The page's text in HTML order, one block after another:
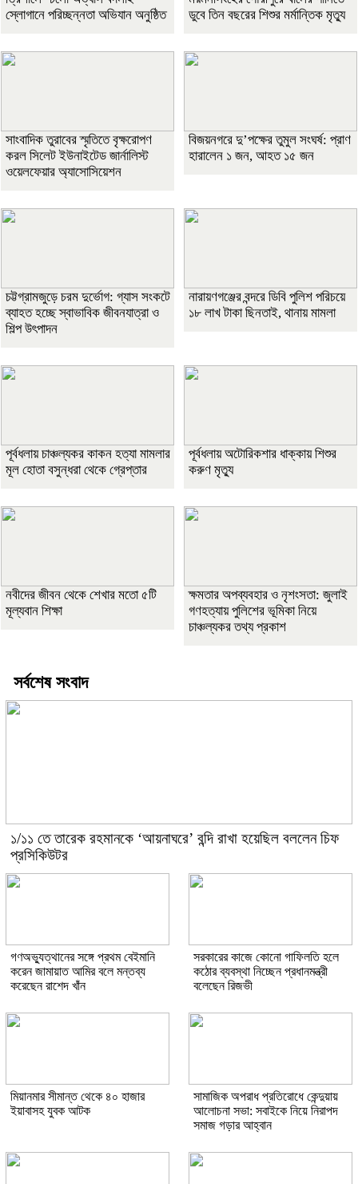
স্লোগানে পরিচ্ছন্নতা অভিযান অনুষ্ঠিত
ডুবে তিন বছরের শিশুর মর্মান্তিক মৃত্যু
সাংবাদিক তুরাবের স্মৃতিতে বৃক্ষরোপণ
করল সিলেট ইউনাইটেড জার্নালিস্ট
ওয়েলফেয়ার অ্যাসোসিয়েশন
বিজয়নগরে দু’পক্ষের তুমুল সংঘর্ষ: প্রাণ
হারালেন ১ জন, আহত ১৫ জন
চট্টগ্রামজুড়ে চরম দুর্ভোগ: গ্যাস সংকটে
ব্যাহত হচ্ছে স্বাভাবিক জীবনযাত্রা ও
শিল্প উৎপাদন
নারায়ণগঞ্জের বন্দরে ডিবি পুলিশ পরিচয়ে
১৮ লাখ টাকা ছিনতাই, থানায় মামলা
পূর্বধলায় চাঞ্চল্যকর কাকন হত্যা মামলার
মূল হোতা বসুন্ধরা থেকে গ্রেপ্তার
পূর্বধলায় অটোরিকশার ধাক্কায় শিশুর
করুণ মৃত্যু
নবীদের জীবন থেকে শেখার মতো ৫টি
মূল্যবান শিক্ষা
ক্ষমতার অপব্যবহার ও নৃশংসতা: জুলাই
গণহত্যায় পুলিশের ভূমিকা নিয়ে
চাঞ্চল্যকর তথ্য প্রকাশ
সর্বশেষ সংবাদ
১/১১ তে তারেক রহমানকে ‘আয়নাঘরে’ বন্দি রাখা হয়েছিল বললেন চিফ
প্রসিকিউটর
গণঅভ্যুত্থানের সঙ্গে প্রথম বেইমানি
করেন জামায়াত আমির বলে মন্তব্য
করেছেন রাশেদ খাঁন
সরকারের কাজে কোনো গাফিলতি হলে
কঠোর ব্যবস্থা নিচ্ছেন প্রধানমন্ত্রী
বলেছেন রিজভী
মিয়ানমার সীমান্ত থেকে ৪০ হাজার
ইয়াবাসহ যুবক আটক
সামাজিক অপরাধ প্রতিরোধে কেন্দুয়ায়
আলোচনা সভা: সবাইকে নিয়ে নিরাপদ
সমাজ গড়ার আহ্বান